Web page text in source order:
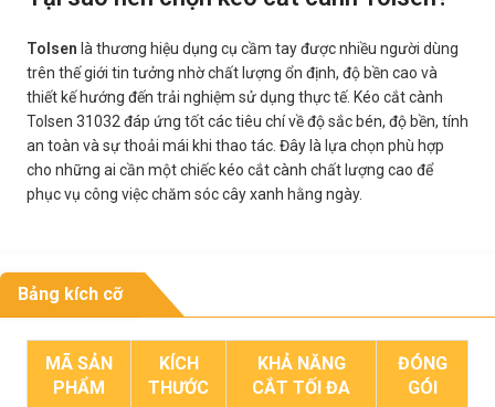
Tolsen là thương hiệu dụng cụ cầm tay được nhiều người dùng
trên thế giới tin tưởng nhờ chất lượng ổn định, độ bền cao và
thiết kế hướng đến trải nghiệm sử dụng thực tế. Kéo cắt cành
Tolsen 31032 đáp ứng tốt các tiêu chí về độ sắc bén, độ bền, tính
an toàn và sự thoải mái khi thao tác. Đây là lựa chọn phù hợp
cho những ai cần một chiếc kéo cắt cành chất lượng cao để
phục vụ công việc chăm sóc cây xanh hằng ngày.
Bảng kích cỡ
MÃ SẢN
PHẨM
KÍCH
THƯỚC
KHẢ NĂNG
CẮT TỐI ĐA
ĐÓNG
GÓI